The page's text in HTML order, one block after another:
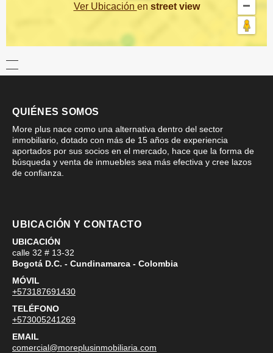
Ver Ubicación en street view
QUIÉNES SOMOS
More plus nace como una alternativa dentro del sector
inmobiliario, dotado con más de 15 años de experiencia
aportados por sus socios en el mercado, hace que la forma de
búsqueda y venta de inmuebles sea más efectiva y cree lazos
de confianza.
UBICACIÓN Y CONTACTO
UBICACIÓN
calle 32 # 13-32
Bogotá D.C. - Cundinamarca - Colombia
MÓVIL
+573187691430
TELÉFONO
+573005241269
EMAIL
comercial@moreplusinmobiliaria.com